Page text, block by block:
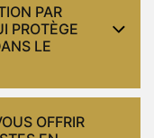
PAR
PROTÈGE
LE
OFFRIR